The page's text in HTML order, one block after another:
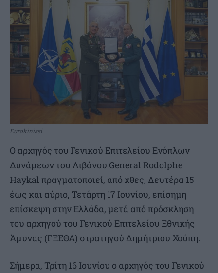
Eurokinissi
Ο αρχηγός του Γενικού Επιτελείου Ενόπλων
Δυνάμεων του Λιβάνου General Rodolphe
Haykal πραγματοποιεί, από χθες, Δευτέρα 15
έως και αύριο, Τετάρτη 17 Ιουνίου, επίσημη
επίσκεψη στην Ελλάδα, μετά από πρόσκληση
του αρχηγού του Γενικού Επιτελείου Εθνικής
Άμυνας (ΓΕΕΘΑ) στρατηγού Δημήτριου Χούπη.
Σήμερα, Τρίτη 16 Ιουνίου ο αρχηγός του Γενικού